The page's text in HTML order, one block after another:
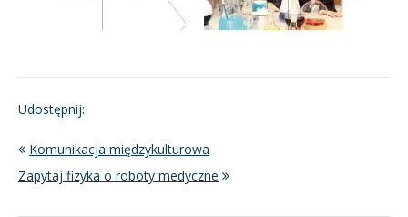
Udostępnij:
Komunikacja międzykulturowa
Zapytaj fizyka o roboty medyczne